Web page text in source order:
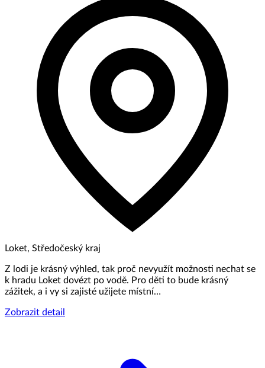
Loket, Středočeský kraj
Z lodi je krásný výhled, tak proč nevyužít možnosti nechat se
k hradu Loket dovézt po vodě. Pro děti to bude krásný
zážitek, a i vy si zajisté užijete místní…
Zobrazit detail